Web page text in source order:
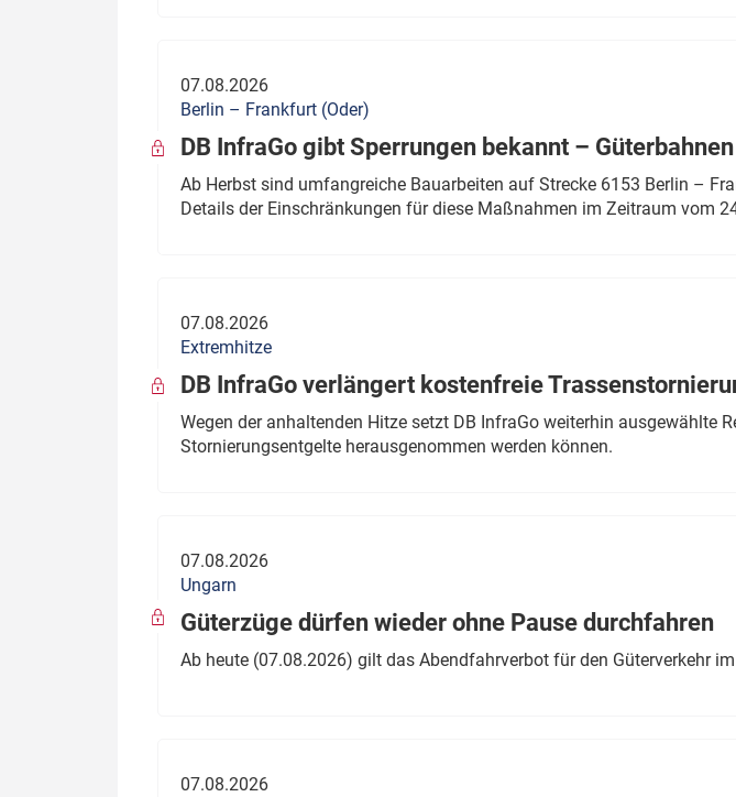
07.08.2026
Berlin – Frankfurt (Oder)
DB InfraGo gibt Sperrungen bekannt –
Ab Herbst sind umfangreiche Bauarbeiten auf Strecke 6153 Berlin –
Details der Einschränkungen für diese Maßnahmen im Zeitraum vom
07.08.2026
Extremhitze
DB InfraGo verlängert kostenfreie
Wegen der anhaltenden Hitze setzt DB InfraGo weiterhin ausgewählte
Stornierungsentgelte herausgenommen werden können.
07.08.2026
Ungarn
Güterzüge dürfen wieder ohne Pause durchfahren
Ab heute (07.08.2026) gilt das Abendfahrverbot für den Güterverkehr
07.08.2026